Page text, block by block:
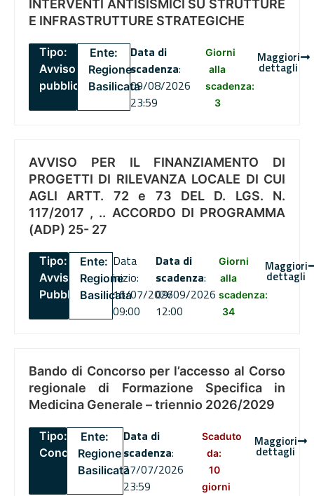
INTERVENTI ANTISISMICI SU STRUTTURE
E INFRASTRUTTURE STRATEGICHE
Tipo:
Avviso
pubblico
Ente:
Regione
Basilicata
Data di
scadenza:
09/08/2026
23:59
Giorni
alla
scadenza:
3
Maggiori
dettagli
AVVISO PER IL FINANZIAMENTO DI
PROGETTI DI RILEVANZA LOCALE DI CUI
AGLI ARTT. 72 e 73 DEL D. LGS. N.
117/2017 , .. ACCORDO DI PROGRAMMA
(ADP) 25- 27
Tipo:
Avviso
Pubblico
Ente:
Regione
Basilicata
Data
inizio:
16/07/2026
09:00
Data di
scadenza:
09/09/2026
12:00
Giorni
alla
scadenza:
34
Maggiori
dettagli
Bando di Concorso per l’accesso al Corso
regionale di Formazione Specifica in
Medicina Generale – triennio 2026/2029
Tipo:
Concorsi
Ente:
Regione
Basilicata
Data di
scadenza:
27/07/2026
23:59
Scaduto
da:
10
giorni
Maggiori
dettagli